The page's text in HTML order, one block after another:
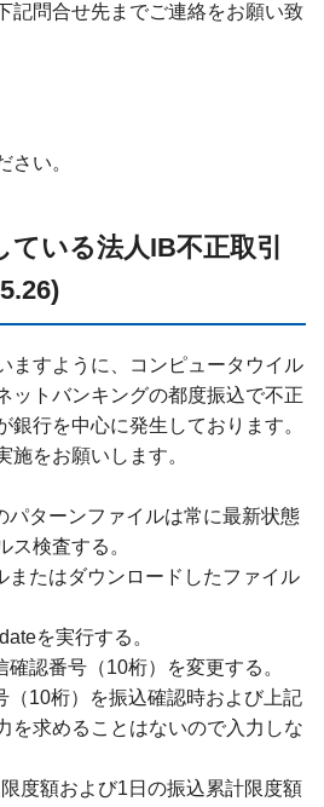
記問合せ先までご連絡をお願い致
さい。
いる法人IB不正取引
ますように、コンピュータウイル
ットバンキングの都度振込で不正
銀行を中心に発生しております。
施をお願いします。
パターンファイルは常に最新状態
ス検査する。
またはダウンロードしたファイル
を実行する。
認番号（10桁）を変更する。
（10桁）を振込確認時および上記
を求めることはないので入力しな
度額および1日の振込累計限度額